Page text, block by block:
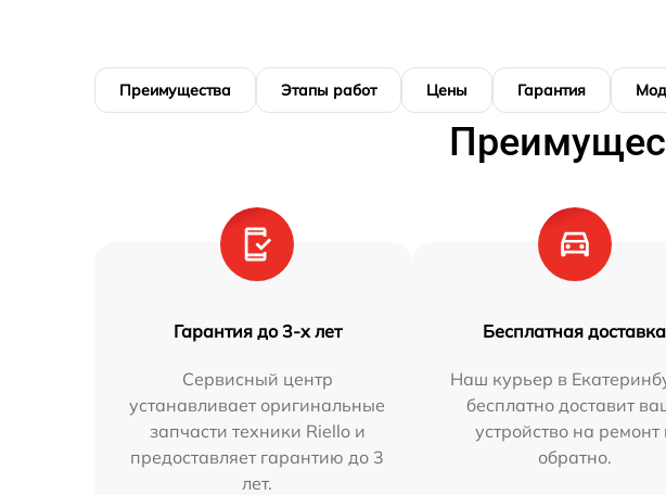
Преимущества Этапы работ Цены Гарантия
Гарантия до 3-х лет
Сервисный центр
устанавливает оригинальные
запчасти техники Riello и
предоставляет гарантию до 3
лет.
Бесплатная доставка
Наш курьер в
бесплатно доставит
устройство на ремонт
обратно.